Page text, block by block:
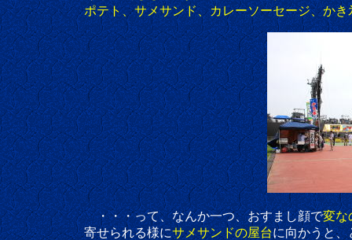
ポテト、サメサンド、カレーソーセージ、かき
・・・って、なんか一つ、おすまし顔で変な
寄せられる様にサメサンドの屋台に向かうと、